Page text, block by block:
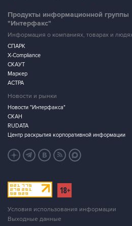
Продукты информационной группы
"Интерфакс"
Информация о компаниях, товарах и
СПАРК
X-Compliance
СКАУТ
Маркер
АСТРА
Новости и рынки
Новости "Интерфакса"
СКАН
RUDATA
Центр раскрытия корпоративной информации
Условия использования информации
Выходные данные